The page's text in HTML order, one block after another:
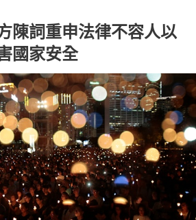
陳詞重申法律不容人以
國家安全